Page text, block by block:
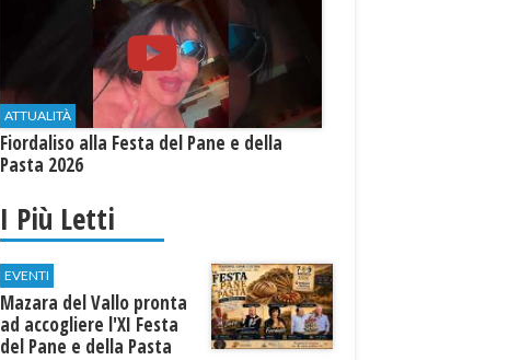
ATTUALITÀ
Fiordaliso alla Festa del Pane e della
Pasta 2026
I Più Letti
EVENTI
Mazara del Vallo pronta
ad accogliere l'XI Festa
del Pane e della Pasta